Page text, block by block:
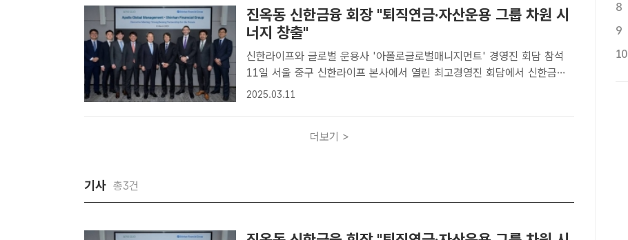
진옥동 신한금융 회장 "퇴직연금·자산운용 그룹 차원 시
너지 창출"
신한라이프와 글로벌 운용사 '아폴로글로벌매니지먼트' 경영진 회담 참석
11일 서울 중구 신한라이프 본사에서 열린 최고경영진 회담에서 신한금융
그룹 진옥동 회장(가운데)과 신한라이프 이영종 사장(왼쪽 네 번째)이 아폴
2025.03.11
더보기 >
기사 총3건
8
9
10